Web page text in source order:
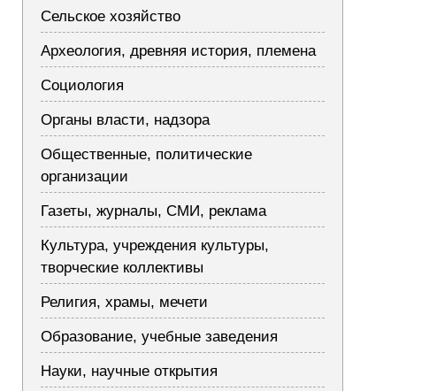
Сельское хозяйство
Археология, древняя история, племена
Социология
Органы власти, надзора
Общественные, политические
организации
Газеты, журналы, СМИ, реклама
Культура, учреждения культуры,
творческие коллективы
Религия, храмы, мечети
Образование, учебные заведения
Науки, научные открытия